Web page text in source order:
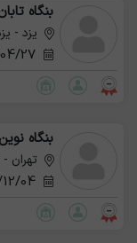
بنگاه
یزد -
00/04/27
بنگاه
تهران -
99/12/04